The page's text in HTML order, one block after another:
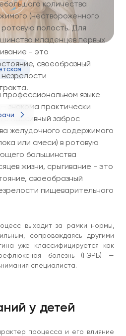
количества
(нествороженного
полость. Для
младенцев первых
- это
своеобразный
профессиональном языке
знакома практически
пассивный заброс
желудочного содержимого
или смеси) в ротовую
большинства
жизни, срыгивание - это
своеобразный
пищеварительного
выходит за рамки нормы,
сопровождаясь другими
уже классифицируется как
рефлюксная болезнь (ГЭРБ) —
специалиста.
у детей
процесса и его влияние